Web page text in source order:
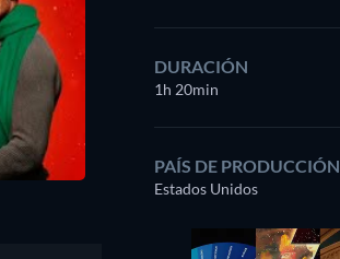
DURACIÓN
1h 20min
PAÍS DE PRODUCCIÓN
Estados Unidos